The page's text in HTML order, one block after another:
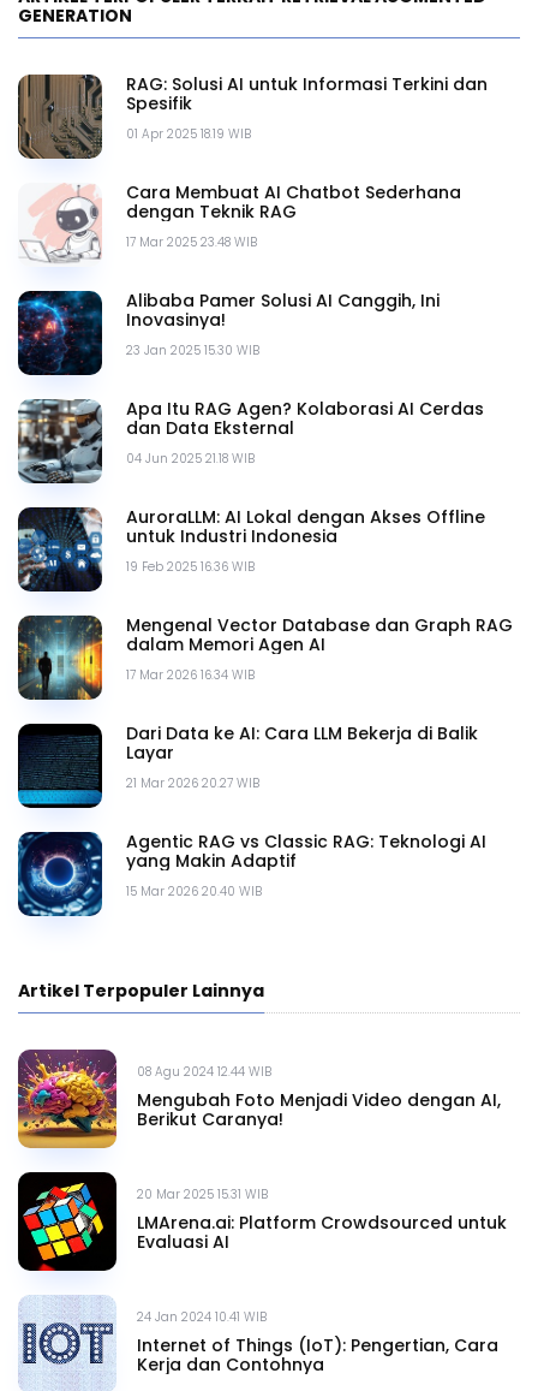
GENERATION
01 Apr 2025 18.19 WIB
RAG: Solusi AI untuk Informasi Terkini dan
Spesifik
17 Mar 2025 23.48 WIB
Cara Membuat AI Chatbot Sederhana
dengan Teknik RAG
23 Jan 2025 15.30 WIB
Alibaba Pamer Solusi AI Canggih, Ini
Inovasinya!
04 Jun 2025 21.18 WIB
Apa Itu RAG Agen? Kolaborasi AI Cerdas
dan Data Eksternal
19 Feb 2025 16.36 WIB
AuroraLLM: AI Lokal dengan Akses Offline
untuk Industri Indonesia
17 Mar 2026 16.34 WIB
Mengenal Vector Database dan Graph RAG
dalam Memori Agen AI
21 Mar 2026 20.27 WIB
Dari Data ke AI: Cara LLM Bekerja di Balik
Layar
15 Mar 2026 20.40 WIB
Agentic RAG vs Classic RAG: Teknologi AI
yang Makin Adaptif
Artikel Terpopuler Lainnya
08 Agu 2024 12.44 WIB
Mengubah Foto Menjadi Video dengan AI,
Berikut Caranya!
20 Mar 2025 15.31 WIB
LMArena.ai: Platform Crowdsourced untuk
Evaluasi AI
24 Jan 2024 10.41 WIB
Internet of Things (IoT): Pengertian, Cara
Kerja dan Contohnya